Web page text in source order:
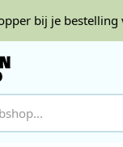
bij je bestelling